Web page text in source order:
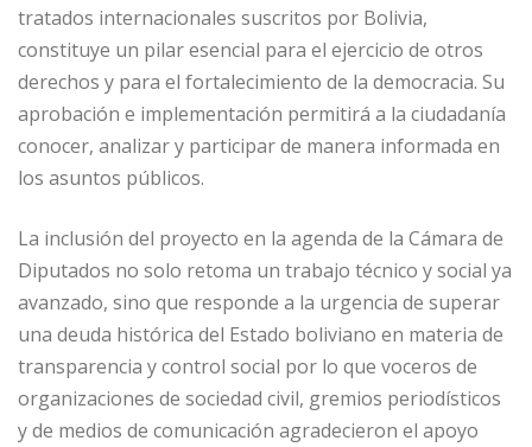
tratados internacionales suscritos por Bolivia,
constituye un pilar esencial para el ejercicio de otros
derechos y para el fortalecimiento de la democracia. Su
aprobación e implementación permitirá a la ciudadanía
conocer, analizar y participar de manera informada en
los asuntos públicos.
La inclusión del proyecto en la agenda de la Cámara de
Diputados no solo retoma un trabajo técnico y social ya
avanzado, sino que responde a la urgencia de superar
una deuda histórica del Estado boliviano en materia de
transparencia y control social por lo que voceros de
organizaciones de sociedad civil, gremios periodísticos
y de medios de comunicación agradecieron el apoyo